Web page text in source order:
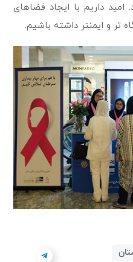
امید داریم با ایجاد فضاهای
تر و ایمن­تر داشته باشیم.